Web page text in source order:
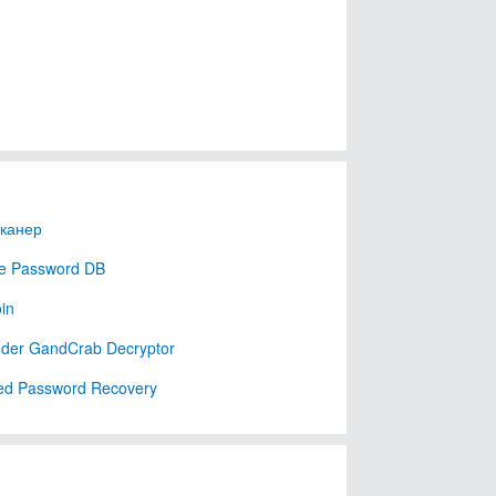
Password DB
GandCrab Decryptor
Password Recovery